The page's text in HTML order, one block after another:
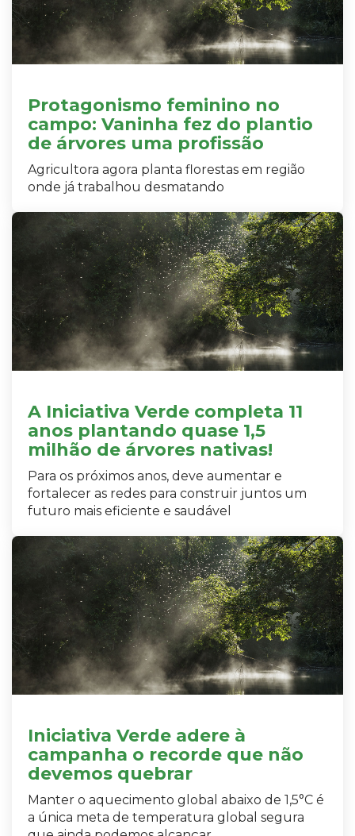
Protagonismo feminino no
campo: Vaninha fez do plantio
de árvores uma profissão
Agricultora agora planta florestas em região
onde já trabalhou desmatando
A Iniciativa Verde completa 11
anos plantando quase 1,5
milhão de árvores nativas!
Para os próximos anos, deve aumentar e
fortalecer as redes para construir juntos um
futuro mais eficiente e saudável
Iniciativa Verde adere à
campanha o recorde que não
devemos quebrar
Manter o aquecimento global abaixo de 1,5°C é
a única meta de temperatura global segura